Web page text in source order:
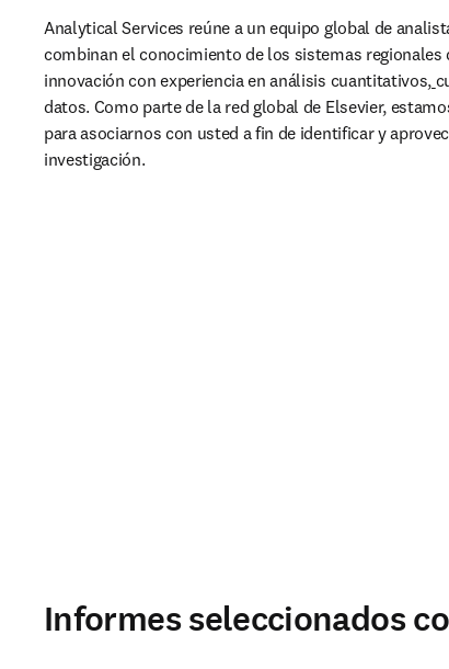
Analytical Services reúne a un equipo global de
combinan el conocimiento de los sistemas regionales
innovación con experiencia en análisis cuantitativos,
datos. Como parte de la red global de Elsevier,
para asociarnos con usted a fin de identificar y
investigación.
Informes seleccionados